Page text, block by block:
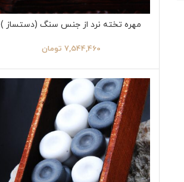
مهره تخته نرد از جنس سنگ (دستساز )
7,544,460 تومان